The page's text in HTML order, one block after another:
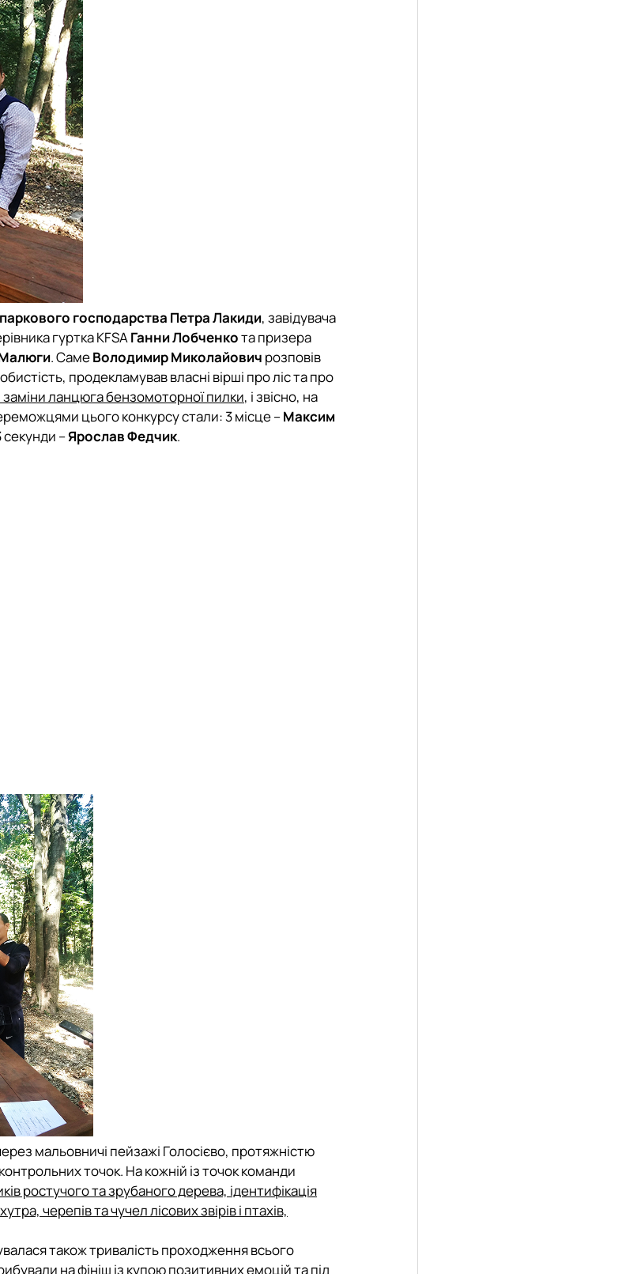
господарства Петра Лакиди, завідувача
гуртка KFSAГанни Лобченкота призера
. СамеВолодимир Миколайович розповів
продекламував власні вірші про ліс та про
заміни ланцюга бензомоторної пилки, і звісно, на
цього конкурсу стали:3 місце–Максим
секунди –Ярослав Федчик.
мальовничі пейзажі Голосієво, протяжністю
точок. На кожній із точок команди
ростучого та зрубаного дерева, ідентифікація
черепів та чучел лісових звірів і птахів,
також тривалість проходження всього
на фініш із купою позитивних емоцій та під